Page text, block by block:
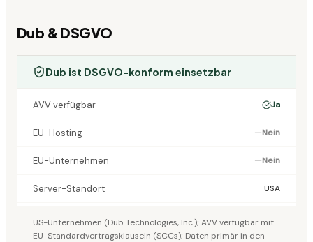
Dub & DSGVO
Dub ist DSGVO-konform einsetzbar
AVV verfügbar Ja
EU-Hosting —Nein
EU-Unternehmen —Nein
Server-Standort USA
US-Unternehmen (Dub Technologies, Inc.); AVV verfügbar mit
EU-Standardvertragsklauseln (SCCs); Daten primär in den